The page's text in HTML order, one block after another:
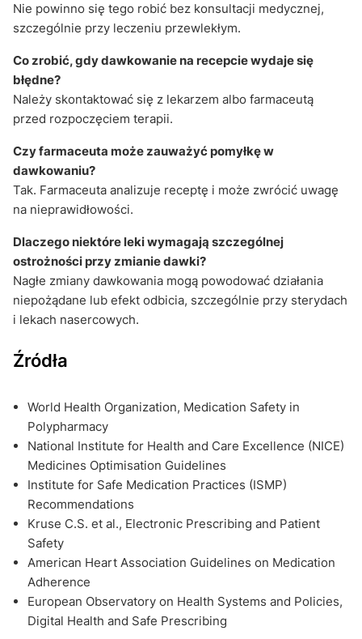
Nie powinno się tego robić bez konsultacji medycznej,
szczególnie przy leczeniu przewlekłym.
Co zrobić, gdy dawkowanie na recepcie wydaje się
błędne?
Należy skontaktować się z lekarzem albo farmaceutą
przed rozpoczęciem terapii.
Czy farmaceuta może zauważyć pomyłkę w
dawkowaniu?
Tak. Farmaceuta analizuje receptę i może zwrócić uwagę
na nieprawidłowości.
Dlaczego niektóre leki wymagają szczególnej
ostrożności przy zmianie dawki?
Nagłe zmiany dawkowania mogą powodować działania
niepożądane lub efekt odbicia, szczególnie przy sterydach
i lekach nasercowych.
Źródła
World Health Organization, Medication Safety in
Polypharmacy
National Institute for Health and Care Excellence (NICE)
Medicines Optimisation Guidelines
Institute for Safe Medication Practices (ISMP)
Recommendations
Kruse C.S. et al., Electronic Prescribing and Patient
Safety
American Heart Association Guidelines on Medication
Adherence
European Observatory on Health Systems and Policies,
Digital Health and Safe Prescribing